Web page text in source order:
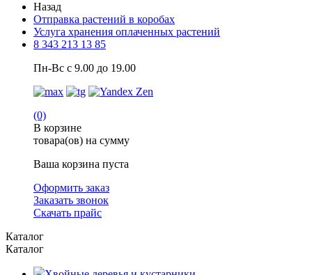
Назад
Отправка растений в коробах
Услуга хранения оплаченных растений
8 343 213 13 85
Пн-Вс с 9.00 до 19.00
(0)
В корзине
товара(ов) на сумму
Ваша корзина пуста
Оформить заказ
Заказать звонок
Скачать прайс
Каталог
Каталог